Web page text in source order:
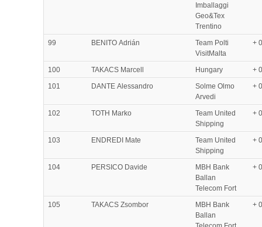
Imballaggi
Geo&Tex
Trentino
99 BENITO Adrián
Team Polti
VisitMalta
+
100 TAKACS Marcell Hungary
+
101
DANTE Alessandro
Solme Olmo
Arvedi
+
102 TOTH Marko
Team United
Shipping
+
103 ENDREDI Mate
Team United
Shipping
+
104 PERSICO Davide
MBH Bank
Ballan
Telecom Fort
+
105 TAKACS Zsombor
MBH Bank
Ballan
+